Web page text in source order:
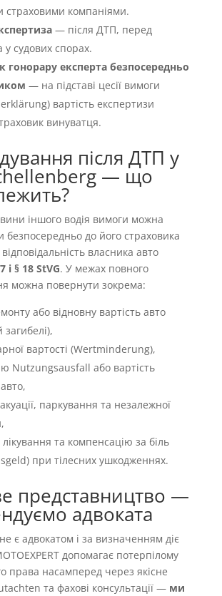
страховими компаніями.
— після ДТП, перед
у судових спорах.
гонорару експерта безпосередньо
— на підставі цесії вимоги
вартість експертизи
винуватця.
після ДТП у
— що
іншого водія вимоги можна
безпосередньо до його страховика
власника авто
і § 18 StVG. У межах повного
можна повернути зокрема:
або відновну вартість авто
вартості (Wertminderung),
Nutzungsausfall або вартість
паркування та незалежної
та компенсацію за біль
при тілесних ушкодженнях.
представництво —
адвоката
є адвокатом і за визначенням діє
допомагає потерпілому
права насамперед через якісне
та фахові консультації — ми